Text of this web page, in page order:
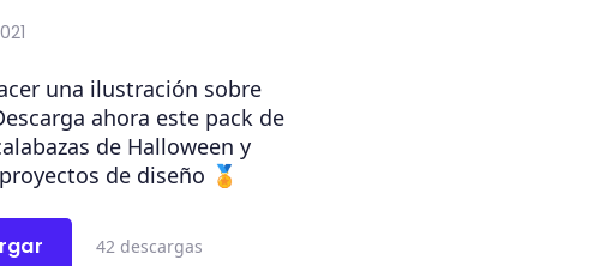
una ilustración sobre
ahora este pack de
de Halloween y
de diseño 🏅
42 descargas